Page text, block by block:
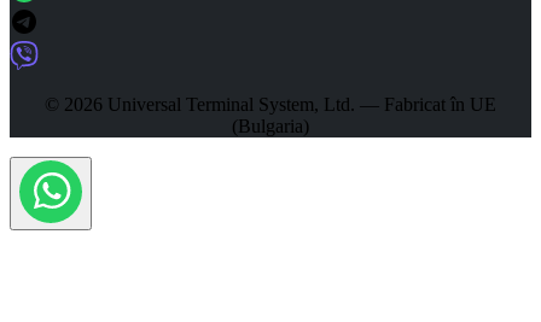
© 2026 Universal Terminal System, Ltd. — Fabricat în UE
(Bulgaria)